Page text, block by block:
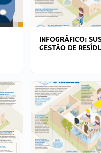
INFOGRÁFICO:
GESTÃO DE